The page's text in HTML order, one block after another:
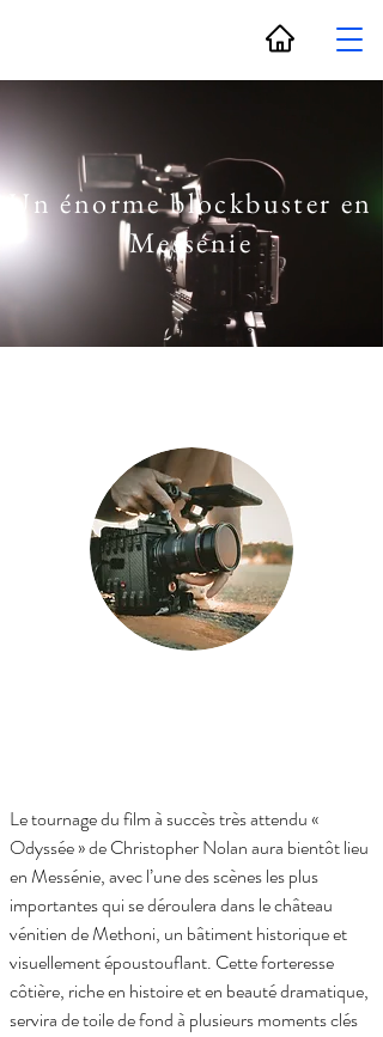
Un énorme blockbuster en
Messénie
Le tournage du film à succès très attendu «
Odyssée » de Christopher Nolan aura bientôt lieu
en Messénie, avec l’une des scènes les plus
importantes qui se déroulera dans le château
vénitien de Methoni, un bâtiment historique et
visuellement époustouflant. Cette forteresse
côtière, riche en histoire et en beauté dramatique,
servira de toile de fond à plusieurs moments clés